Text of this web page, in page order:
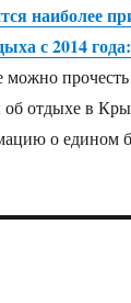
наиболее
с 2014 года:
отдыхе в
о едином